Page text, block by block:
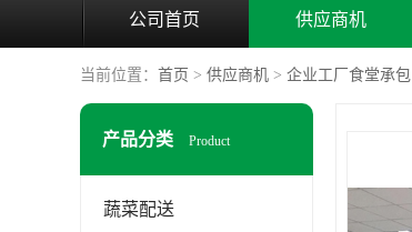
公司首页 供应商机
当前位置： 首页 > 供应商机 > 企业工厂食堂承包
产品分类 Product
蔬菜配送